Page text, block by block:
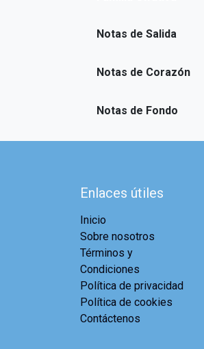
Notas de Salida
Notas de Corazón
Notas de Fondo
Enlaces útiles
Inicio
Sobre nosotros
Términos y
Condiciones
Política de privacidad
Política de cookies
Contáctenos